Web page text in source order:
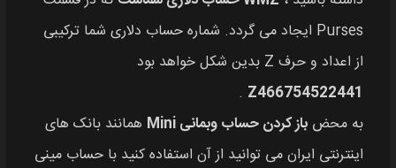
Purses ایجاد می گردد. شماره حساب دلاری شما ترکیبی
از اعداد و حرف Z بدین شکل خواهد بود
Z466754522441
.
به محض باز کردن حساب وبمانی Mini
همانند بانک های
اینترنتی ایران می توانید از آن استفاده کنید با حساب مینی